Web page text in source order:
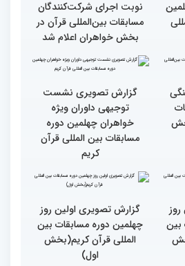
جزئیات اولین روز رقابت
بخش بانوان مسابقات
بین‌المللی قرآن کریم
نوبت اجرای شرکت‌کنندگان
مسابقات بین‌المللی قرآن در
بخش خواهران اعلام شد
توجیهی داوران ویژه
خواهران چهلمین دوره
مسابقات بین المللی قرآن
کریم